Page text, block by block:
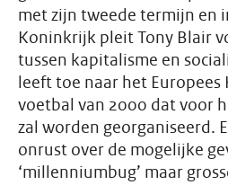
met zijn tweede termijn en
Koninkrijk pleit Tony Blair
tussen kapitalisme en
leeft toe naar het Europees
voetbal van 2000 dat voor
zal worden georganiseerd.
onrust over de mogelijke
‘millenniumbug’ maar